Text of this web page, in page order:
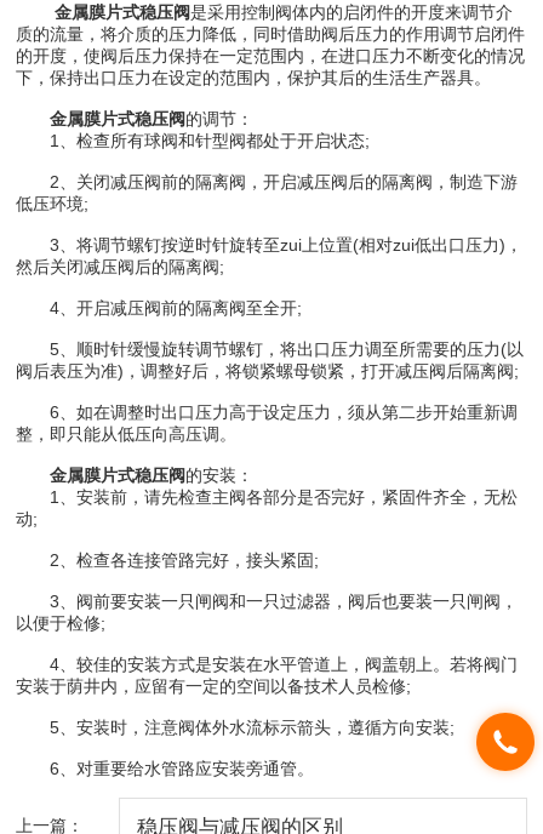
金属膜片式稳压阀是采用控制阀体内的启闭件的开度来调节介
质的流量，将介质的压力降低，同时借助阀后压力的作用调节启闭件
的开度，使阀后压力保持在一定范围内，在进口压力不断变化的情况
下，保持出口压力在设定的范围内，保护其后的生活生产器具。
金属膜片式稳压阀的调节：
1、检查所有球阀和针型阀都处于开启状态;
2、关闭减压阀前的隔离阀，开启减压阀后的隔离阀，制造下游
低压环境;
3、将调节螺钉按逆时针旋转至zui上位置(相对zui低出口压力)，
然后关闭减压阀后的隔离阀;
4、开启减压阀前的隔离阀至全开;
5、顺时针缓慢旋转调节螺钉，将出口压力调至所需要的压力(以
阀后表压为准)，调整好后，将锁紧螺母锁紧，打开减压阀后隔离阀;
6、如在调整时出口压力高于设定压力，须从第二步开始重新调
整，即只能从低压向高压调。
金属膜片式稳压阀的安装：
1、安装前，请先检查主阀各部分是否完好，紧固件齐全，无松
动;
2、检查各连接管路完好，接头紧固;
3、阀前要安装一只闸阀和一只过滤器，阀后也要装一只闸阀，
以便于检修;
4、较佳的安装方式是安装在水平管道上，阀盖朝上。若将阀门
安装于荫井内，应留有一定的空间以备技术人员检修;
5、安装时，注意阀体外水流标示箭头，遵循方向安装;
6、对重要给水管路应安装旁通管。
上一篇： 稳压阀与减压阀的区别